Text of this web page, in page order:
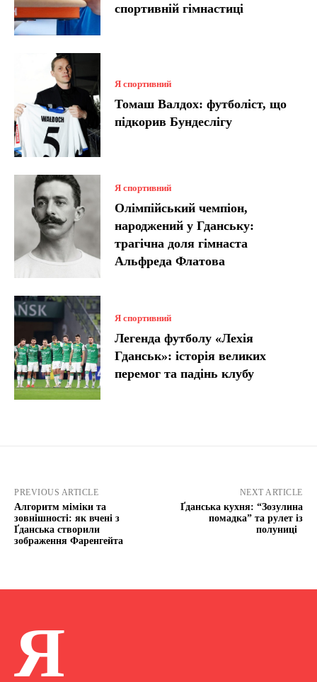
спортивній гімнастиці
Я спортивний
Томаш Валдох: футболіст, що
підкорив Бундеслігу
Я спортивний
Олімпійський чемпіон,
народжений у Гданську:
трагічна доля гімнаста
Альфреда Флатова
Я спортивний
Легенда футболу «Лехія
Гданськ»: історія великих
перемог та падінь клубу
PREVIOUS ARTICLE
Алгоритм міміки та
зовнішності: як вчені з
Ґданська створили
зображення Фаренгейта
NEXT ARTICLE
Ґданська кухня: “Зозулина
помадка” та рулет із
полуниці
Я